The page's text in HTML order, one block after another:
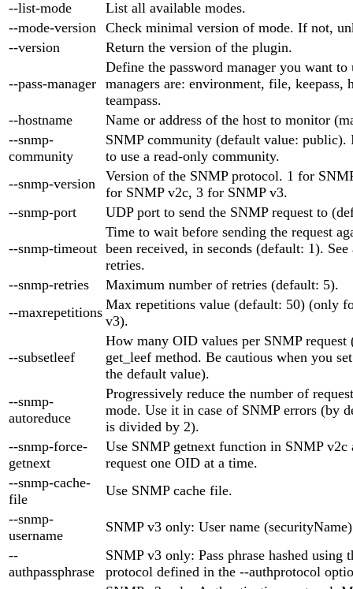
--list-mode
List all available modes.
--mode-version
Check minimal version of mode. If not,
--version
Return the version of the plugin.
--pass-manager
Define the password manager you want to
managers are: environment, file, keepass,
teampass.
--hostname
Name or address of the host to monitor
--snmp-
community
SNMP community (default value: public).
to use a read-only community.
--snmp-version
Version of the SNMP protocol. 1 for
for SNMP v2c, 3 for SNMP v3.
--snmp-port
UDP port to send the SNMP request to
--snmp-timeout
Time to wait before sending the request
been received, in seconds (default: 1).
retries.
--snmp-retries
Maximum number of retries (default: 5).
--maxrepetitions Max repetitions value (default: 50) (only
v3).
--subsetleef
How many OID values per SNMP
get_leef method. Be cautious when you
the default value).
--snmp-
autoreduce
Progressively reduce the number of
mode. Use it in case of SNMP errors (by
is divided by 2).
--snmp-force-
getnext
Use SNMP getnext function in SNMP
request one OID at a time.
--snmp-cache-
file
Use SNMP cache file.
--snmp-
username
SNMP v3 only: User name
--
authpassphrase
SNMP v3 only: Pass phrase hashed using
protocol defined in the --authprotocol